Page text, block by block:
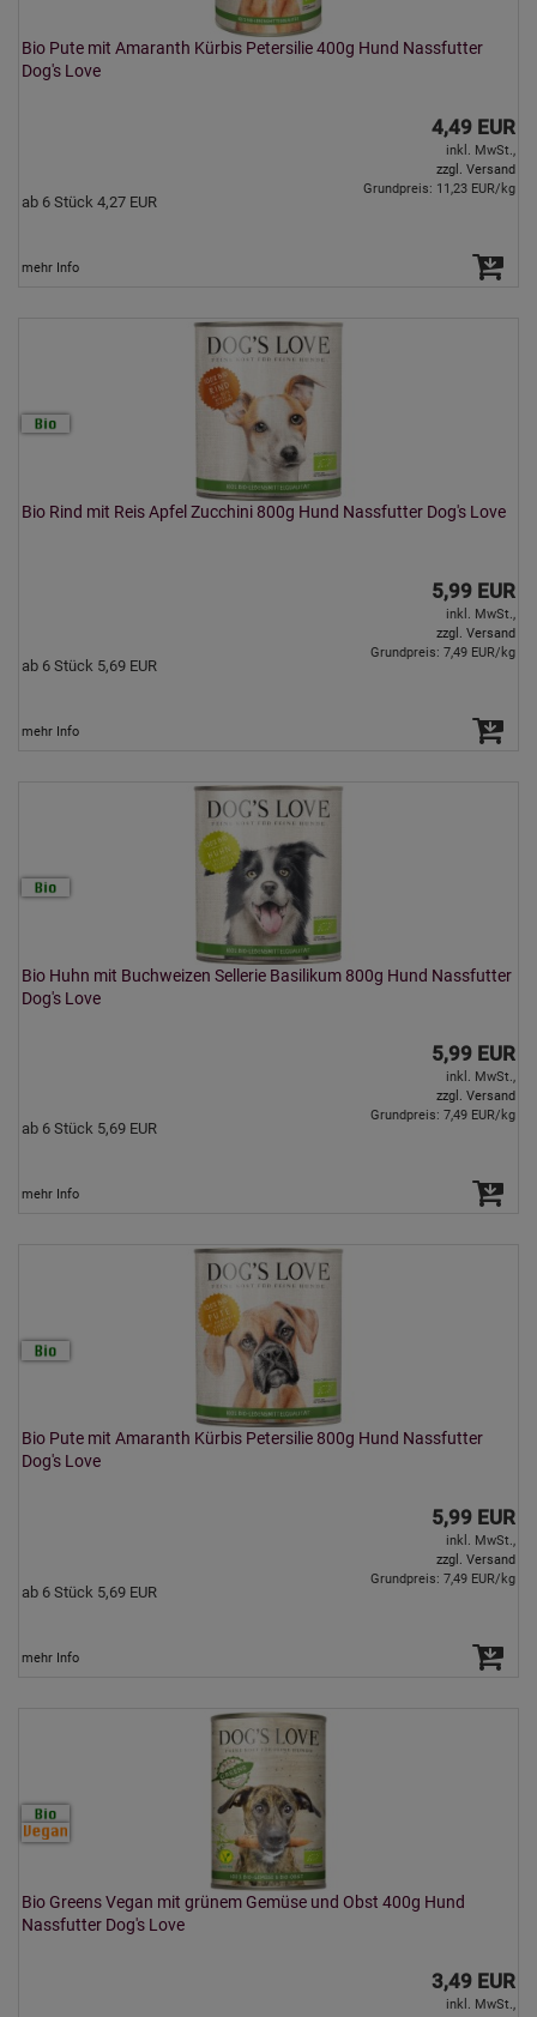
Bio Pute mit Amaranth Kürbis Petersilie 400g Hund Nassfutter
Dog's Love
4,49 EUR
inkl. MwSt.,
zzgl. Versand
ab 6 Stück 4,27 EUR
Grundpreis: 11,23 EUR/kg
mehr Info
Bio Rind mit Reis Apfel Zucchini 800g Hund Nassfutter Dog's Love
5,99 EUR
inkl. MwSt.,
zzgl. Versand
ab 6 Stück 5,69 EUR
Grundpreis: 7,49 EUR/kg
mehr Info
Bio Huhn mit Buchweizen Sellerie Basilikum 800g Hund Nassfutter
Dog's Love
5,99 EUR
inkl. MwSt.,
zzgl. Versand
ab 6 Stück 5,69 EUR
Grundpreis: 7,49 EUR/kg
mehr Info
Bio Pute mit Amaranth Kürbis Petersilie 800g Hund Nassfutter
Dog's Love
5,99 EUR
inkl. MwSt.,
zzgl. Versand
ab 6 Stück 5,69 EUR
Grundpreis: 7,49 EUR/kg
mehr Info
Bio Greens Vegan mit grünem Gemüse und Obst 400g Hund
Nassfutter Dog's Love
3,49 EUR
inkl. MwSt.,